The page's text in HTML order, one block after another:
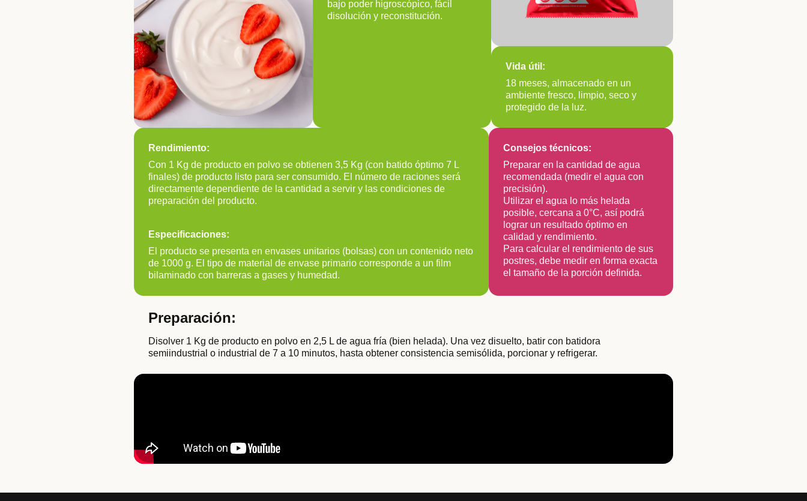
bajo poder higroscópico, fácil
disolución y reconstitución.
Vida útil:
18 meses, almacenado en un
ambiente fresco, limpio, seco y
protegido de la luz.
Rendimiento:
Con 1 Kg de producto en polvo se obtienen 3,5 Kg (con batido óptimo 7 L
finales) de producto listo para ser consumido. El número de raciones será
directamente dependiente de la cantidad a servir y las condiciones de
preparación del producto.
Especificaciones:
El producto se presenta en envases unitarios (bolsas) con un contenido neto
de 1000 g. El tipo de material de envase primario corresponde a un film
bilaminado con barreras a gases y humedad.
Consejos técnicos:
Preparar en la cantidad de agua
recomendada (medir el agua con
precisión).
Utilizar el agua lo más helada
posible, cercana a 0°C, así podrá
lograr un resultado óptimo en
calidad y rendimiento.
Para calcular el rendimiento de sus
postres, debe medir en forma exacta
el tamaño de la porción definida.
Preparación:
Disolver 1 Kg de producto en polvo en 2,5 L de agua fría (bien helada). Una vez disuelto, batir con batidora
semiindustrial o industrial de 7 a 10 minutos, hasta obtener consistencia semisólida, porcionar y refrigerar.